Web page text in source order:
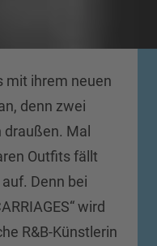
mit ihrem neuen
denn zwei
Mal
Outfits fällt
Denn bei
wird
R&B-Künstlerin